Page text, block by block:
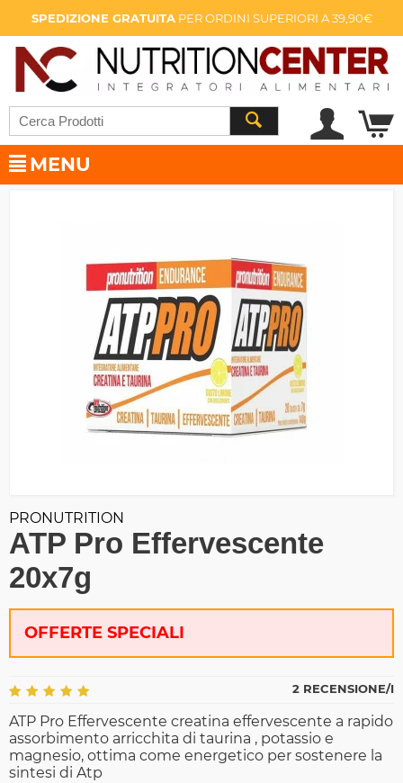
SPEDIZIONE GRATUITAPER ORDINI SUPERIORI A 39,90€
MENU
PRONUTRITION
ATP Pro Effervescente
20x7g
OFFERTE SPECIALI
2 RECENSIONE/I
ATP Pro Effervescente creatina effervescente a rapido
assorbimento arricchita di taurina , potassio e
magnesio, ottima come energetico per sostenere la
sintesi di Atp